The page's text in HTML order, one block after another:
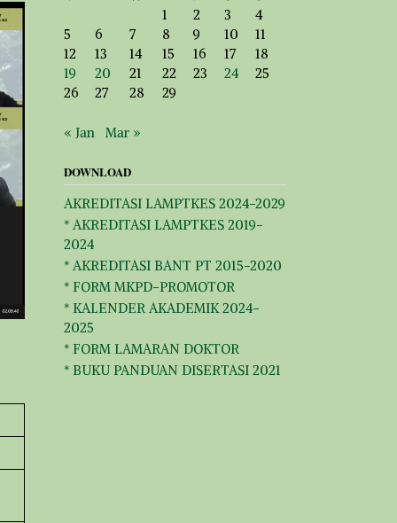
1
2 3
4
5
6 7 8 9 10
11
12
13 14 15 16 17
18
19
20 21 22 23 24
25
26
27 28 29
« Jan Mar »
DOWNLOAD
AKREDITASI LAMPTKES 2024-2029
* AKREDITASI LAMPTKES 2019-
2024
* AKREDITASI BANT PT 2015-2020
* FORM MKPD-PROMOTOR
* KALENDER AKADEMIK 2024-
2025
* FORM LAMARAN DOKTOR
* BUKU PANDUAN DISERTASI 2021